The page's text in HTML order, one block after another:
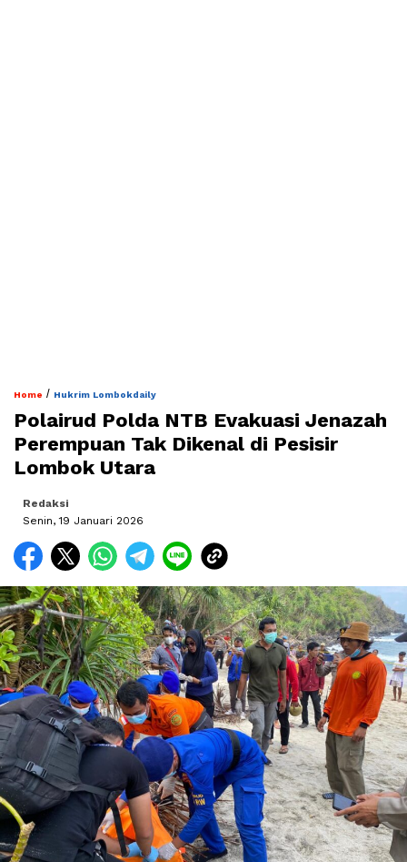
Home / Hukrim Lombokdaily
Polairud Polda NTB Evakuasi Jenazah
Perempuan Tak Dikenal di Pesisir
Lombok Utara
Redaksi
Senin, 19 Januari 2026